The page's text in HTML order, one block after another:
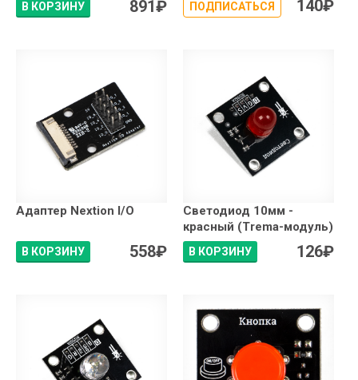
В КОРЗИНУ 891₽ ПОДПИСАТЬСЯ 140₽
Адаптер Nextion I/O
В КОРЗИНУ 558₽
Светодиод 10мм -
красный (Trema-модуль)
В КОРЗИНУ 126₽